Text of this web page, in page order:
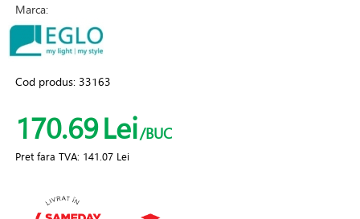
Marca:
Cod produs:33163
170.69Lei/BUC
Pret fara TVA: 141.07 Lei